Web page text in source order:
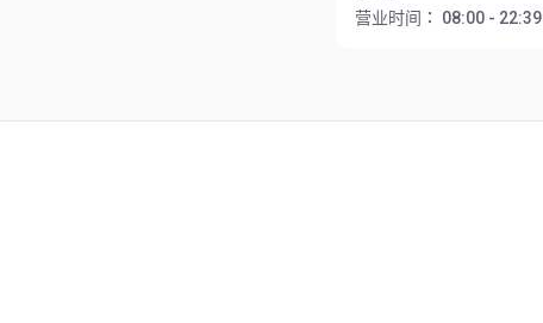
营业时间：
08:00 - 22:39